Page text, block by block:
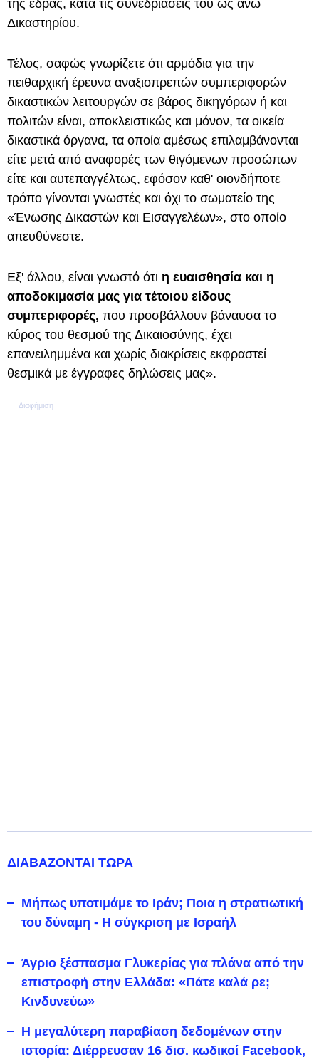
της έδρας, κατά τις συνεδριάσεις του ως άνω
Δικαστηρίου.
Τέλος, σαφώς γνωρίζετε ότι αρμόδια για την
πειθαρχική έρευνα αναξιοπρεπών συμπεριφορών
δικαστικών λειτουργών σε βάρος δικηγόρων ή και
πολιτών είναι, αποκλειστικώς και μόνον, τα οικεία
δικαστικά όργανα, τα οποία αμέσως επιλαμβάνονται
είτε μετά από αναφορές των θιγόμενων προσώπων
είτε και αυτεπαγγέλτως, εφόσον καθ' οιονδήποτε
τρόπο γίνονται γνωστές και όχι το σωματείο της
«Ένωσης Δικαστών και Εισαγγελέων», στο οποίο
απευθύνεστε.
Εξ' άλλου, είναι γνωστό ότι η ευαισθησία και η
αποδοκιμασία μας για τέτοιου είδους
συμπεριφορές, που προσβάλλουν βάναυσα το
κύρος του θεσμού της Δικαιοσύνης, έχει
επανειλημμένα και χωρίς διακρίσεις εκφραστεί
θεσμικά με έγγραφες δηλώσεις μας».
ΔΙΑΒΑΖΟΝΤΑΙ ΤΩΡΑ
Μήπως υποτιμάμε το Ιράν; Ποια η στρατιωτική
του δύναμη - Η σύγκριση με Ισραήλ
Άγριο ξέσπασμα Γλυκερίας για πλάνα από την
επιστροφή στην Ελλάδα: «Πάτε καλά ρε;
Κινδυνεύω»
Η μεγαλύτερη παραβίαση δεδομένων στην
ιστορία: Διέρρευσαν 16 δισ. κωδικοί Facebook,